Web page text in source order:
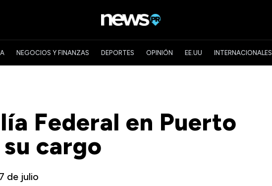
NEGOCIOS Y FINANZAS DEPORTES OPINIÓN EE.UU INTERNACIONALES
Federal en Puerto
cargo
de julio